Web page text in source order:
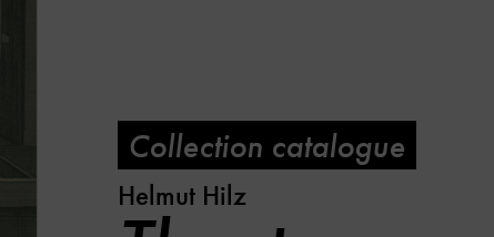
Collection catalogue
Helmut Hilz